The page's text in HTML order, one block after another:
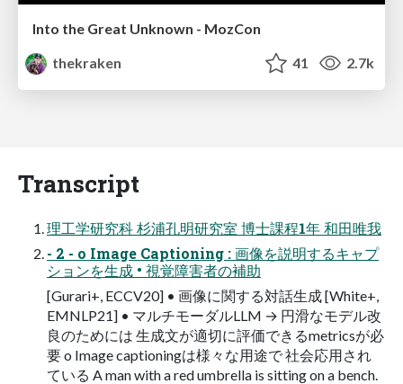
Into the Great Unknown - MozCon
thekraken
41 2.7k
Transcript
理⼯学研究科 杉浦孔明研究室 博⼠課程1年 和⽥唯我
- 2 - o Image Captioning : 画像を説明するキャプ
ションを⽣成 • 視覚障害者の補助
[Gurari+, ECCV20] • 画像に関する対話⽣成 [White+,
EMNLP21] • マルチモーダルLLM → 円滑なモデル改
良のためには ⽣成⽂が適切に評価できるmetricsが必
要 o Image captioningは様々な⽤途で 社会応⽤され
ている A man with a red umbrella is sitting on a bench.